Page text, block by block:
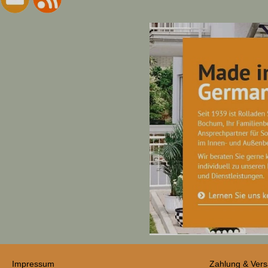
Impressum Zahlung &